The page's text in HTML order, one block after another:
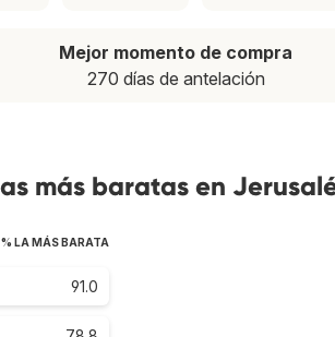
Mejor momento de compra
270 días de antelación
más baratas en
% LA MÁS BARATA
91.0